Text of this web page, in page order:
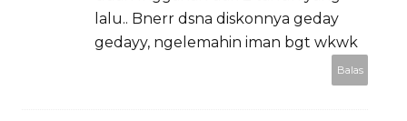
lalu.. Bnerr dsna diskonnya geday
gedayy, ngelemahin iman bgt wkwk
Balas